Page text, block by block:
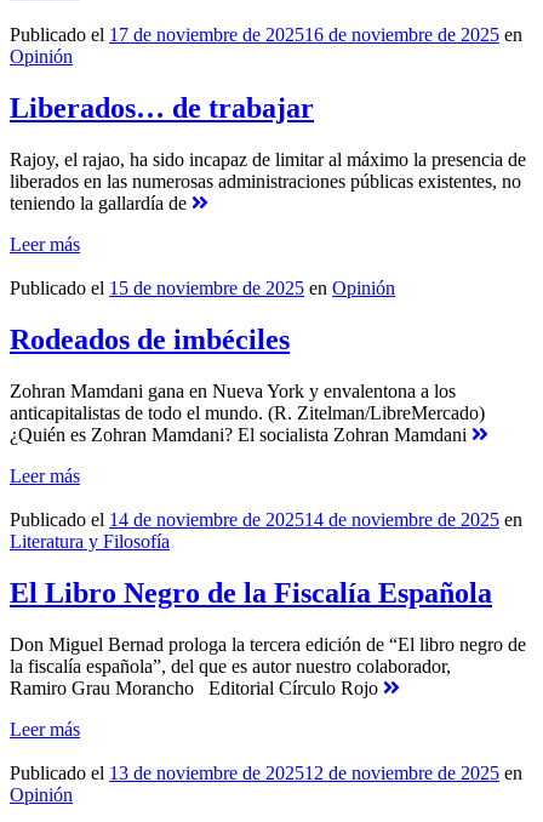
Publicado el 17 de noviembre de 202516 de noviembre de 2025 en
Opinión
Liberados… de trabajar
Rajoy, el rajao, ha sido incapaz de limitar al máximo la presencia de
liberados en las numerosas administraciones públicas existentes, no
teniendo la gallardía de
Leer más
Publicado el 15 de noviembre de 2025 en Opinión
Rodeados de imbéciles
Zohran Mamdani gana en Nueva York y envalentona a los
anticapitalistas de todo el mundo. (R. Zitelman/LibreMercado)
¿Quién es Zohran Mamdani? El socialista Zohran Mamdani
Leer más
Publicado el 14 de noviembre de 202514 de noviembre de 2025 en
Literatura y Filosofía
El Libro Negro de la Fiscalía Española
Don Miguel Bernad prologa la tercera edición de “El libro negro de
la fiscalía española”, del que es autor nuestro colaborador,
Ramiro Grau Morancho Editorial Círculo Rojo
Leer más
Publicado el 13 de noviembre de 202512 de noviembre de 2025 en
Opinión